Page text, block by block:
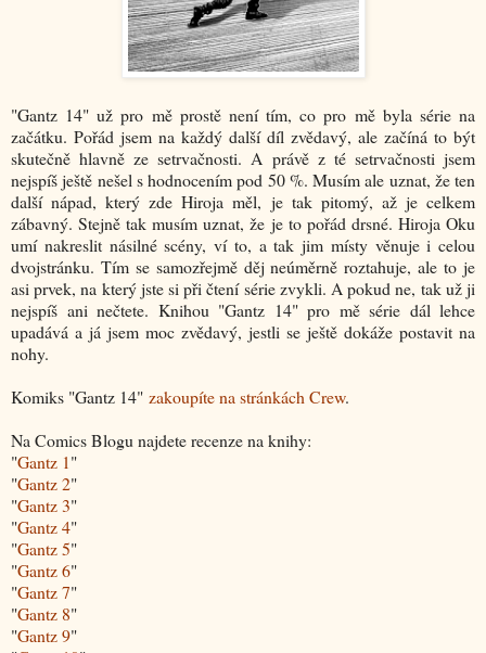
"Gantz 14" už pro mě prostě není tím, co pro mě byla série na
začátku. Pořád jsem na každý další díl zvědavý, ale začíná to být
skutečně hlavně ze setrvačnosti. A právě z té setrvačnosti jsem
nejspíš ještě nešel s hodnocením pod 50 %. Musím ale uznat, že ten
další nápad, který zde Hiroja měl, je tak pitomý, až je celkem
zábavný. Stejně tak musím uznat, že je to pořád drsné. Hiroja Oku
umí nakreslit násilné scény, ví to, a tak jim místy věnuje i celou
dvojstránku. Tím se samozřejmě děj neúměrně roztahuje, ale to je
asi prvek, na který jste si při čtení série zvykli. A pokud ne, tak už ji
nejspíš ani nečtete. Knihou "Gantz 14" pro mě série dál lehce
upadává a já jsem moc zvědavý, jestli se ještě dokáže postavit na
nohy.
Komiks "Gantz 14" zakoupíte na stránkách Crew.
Na Comics Blogu najdete recenze na knihy:
"Gantz 1"
"Gantz 2"
"Gantz 3"
"Gantz 4"
"Gantz 5"
"Gantz 6"
"Gantz 7"
"Gantz 8"
"Gantz 9"